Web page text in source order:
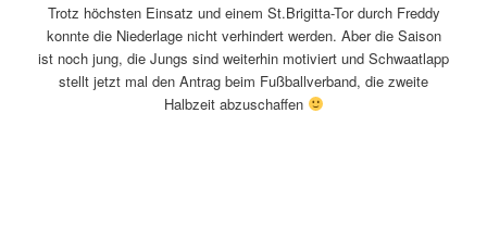
Trotz höchsten Einsatz und einem St.Brigitta-Tor durch Freddy
konnte die Niederlage nicht verhindert werden. Aber die Saison
ist noch jung, die Jungs sind weiterhin motiviert und Schwaatlapp
stellt jetzt mal den Antrag beim Fußballverband, die zweite
Halbzeit abzuschaffen